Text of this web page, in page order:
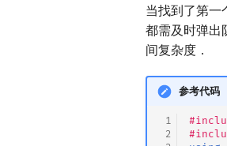
当找到了第一
都需及时弹出
间复杂度．
参考代码
1
2